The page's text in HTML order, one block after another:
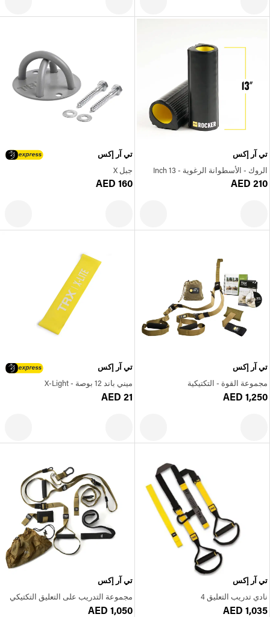
تي آر إكس
الروك - الأسطوانة الرغوية - 13 Inch
AED 210
تي آر إكس
جبل X
AED 160
تي آر إكس
مجموعة القوة - التكتيكية
AED 1,250
تي آر إكس
ميني باند 12 بوصة - X-Light
AED 21
تي آر إكس
نادي تدريب التعليق 4
AED 1,035
تي آر إكس
مجموعة التدريب على التعليق التكتيكي
AED 1,050